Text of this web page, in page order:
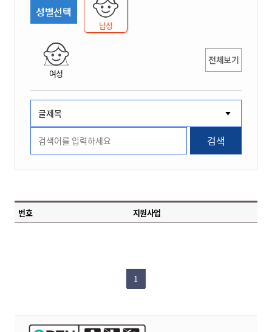
성별선택
남성
여성
전체보기
검색
번호 지원사업
1